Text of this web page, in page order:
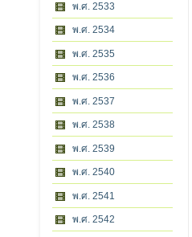
พ.ศ. 2533
พ.ศ. 2534
พ.ศ. 2535
พ.ศ. 2536
พ.ศ. 2537
พ.ศ. 2538
พ.ศ. 2539
พ.ศ. 2540
พ.ศ. 2541
พ.ศ. 2542